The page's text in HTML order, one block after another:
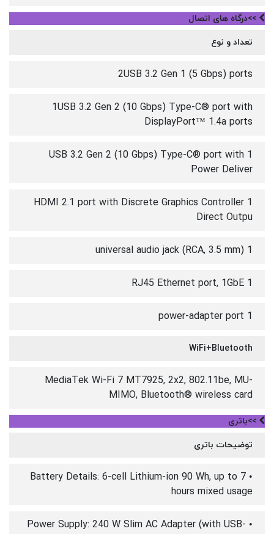
>>درگاه های اتصال
تعداد و نوع
2USB 3.2 Gen 1 (5 Gbps) ports
1USB 3.2 Gen 2 (10 Gbps) Type-C® port with
DisplayPort™ 1.4a ports
1 USB 3.2 Gen 2 (10 Gbps) Type-C® port with
Power Deliver
1 HDMI 2.1 port with Discrete Graphics Controller
Direct Outpu
1 universal audio jack (RCA, 3.5 mm)
1 RJ45 Ethernet port, 1GbE
1 power-adapter port
WiFi+Bluetooth
MediaTek Wi-Fi 7 MT7925, 2x2, 802.11be, MU-
MIMO, Bluetooth® wireless card
>>باتری
توضیحات باتری
• Battery Details: 6-cell Lithium-ion 90 Wh, up to 7
hours mixed usage
• Power Supply: 240 W Slim AC Adapter (with USB-